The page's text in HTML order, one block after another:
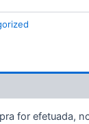
for efetuada,